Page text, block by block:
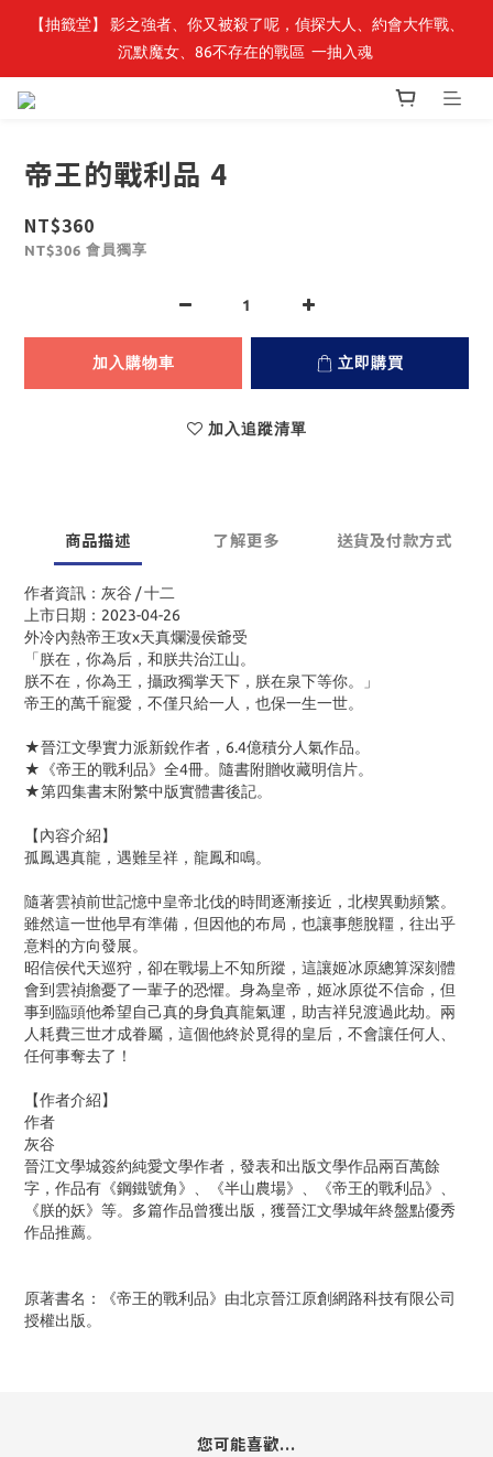
【轉生史萊姆】系列書展🌟系列小說 79 折，滿$389送「完節紀念
明信片組」
【抽籤堂】 影之強者、你又被殺了呢，偵探大人、約會大作戰、
沉默魔女、86不存在的戰區  一抽入魂
【轉生史萊姆】系列書展🌟系列小說 79 折，滿$389送「完節紀念
帝王的戰利品 4
NT$360
NT$306 會員獨享
加入購物車 立即購買
加入追蹤清單
商品描述 了解更多 送貨及付款方式
作者資訊：灰谷 / 十二
上市日期：2023-04-26
外冷內熱帝王攻x天真爛漫侯爺受
「朕在，你為后，和朕共治江山。
朕不在，你為王，攝政獨掌天下，朕在泉下等你。」
帝王的萬千寵愛，不僅只給一人，也保一生一世。
★晉江文學實力派新銳作者， 6.4億積分人氣作品。
★《帝王的戰利品》全4冊。隨書附贈收藏明信片。
★第四集書末附繁中版實體書後記。
【內容介紹】
孤鳳遇真龍，遇難呈祥，龍鳳和鳴。
隨著雲禎前世記憶中皇帝北伐的時間逐漸接近，北楔異動頻繁。
雖然這一世他早有準備，但因他的布局，也讓事態脫韁，往出乎
意料的方向發展。
昭信侯代天巡狩，卻在戰場上不知所蹤，這讓姬冰原總算深刻體
會到雲禎擔憂了一輩子的恐懼。身為皇帝，姬冰原從不信命，但
事到臨頭他希望自己真的身負真龍氣運，助吉祥兒渡過此劫。兩
人耗費三世才成眷屬，這個他終於覓得的皇后，不會讓任何人、
任何事奪去了！
【作者介紹】
作者
灰谷
晉江文學城簽約純愛文學作者，發表和出版文學作品兩百萬餘
字，作品有《鋼鐵號角》、《半山農場》、《帝王的戰利品》、
《朕的妖》等。多篇作品曾獲出版，獲晉江文學城年終盤點優秀
作品推薦。
原著書名：《帝王的戰利品》由北京晉江原創網路科技有限公司
授權出版。
您可能喜歡...